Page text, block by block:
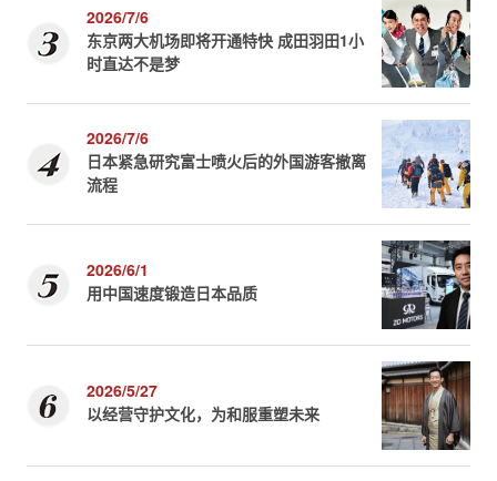
2026/7/6
东京两大机场即将开通特快 成田羽田1小
时直达不是梦
2026/7/6
日本紧急研究富士喷火后的外国游客撤离
流程
2026/6/1
用中国速度锻造日本品质
2026/5/27
以经营守护文化，为和服重塑未来